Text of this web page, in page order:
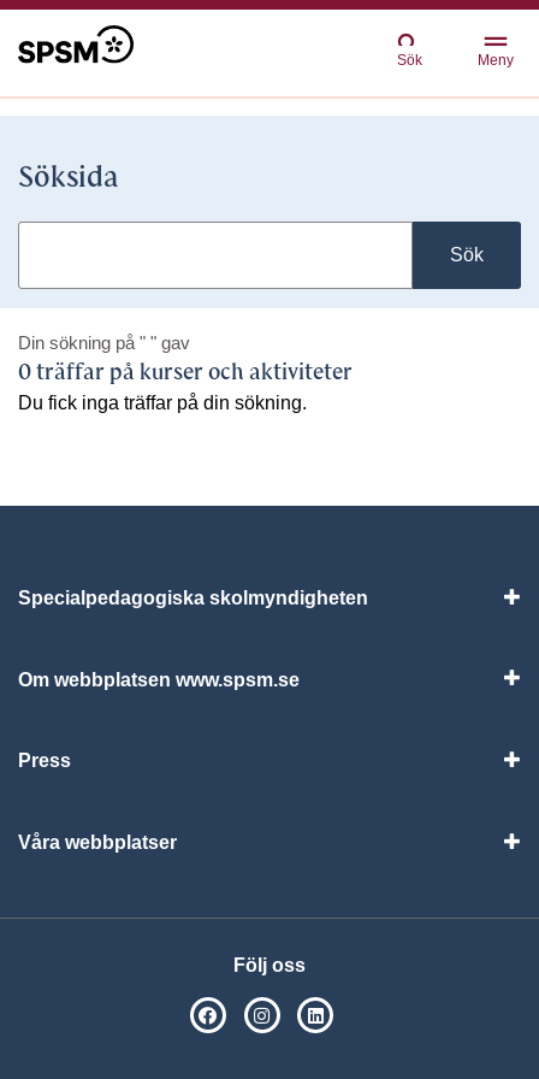
Sök Meny
Söksida
Sök
Din sökning på " " gav
0 träffar på kurser och aktiviteter
Du fick inga träffar på din sökning.
Specialpedagogiska skolmyndigheten
Om webbplatsen www.spsm.se
Press
Våra webbplatser
Följ oss
SPSM på Facebook
SPSM på Instagram